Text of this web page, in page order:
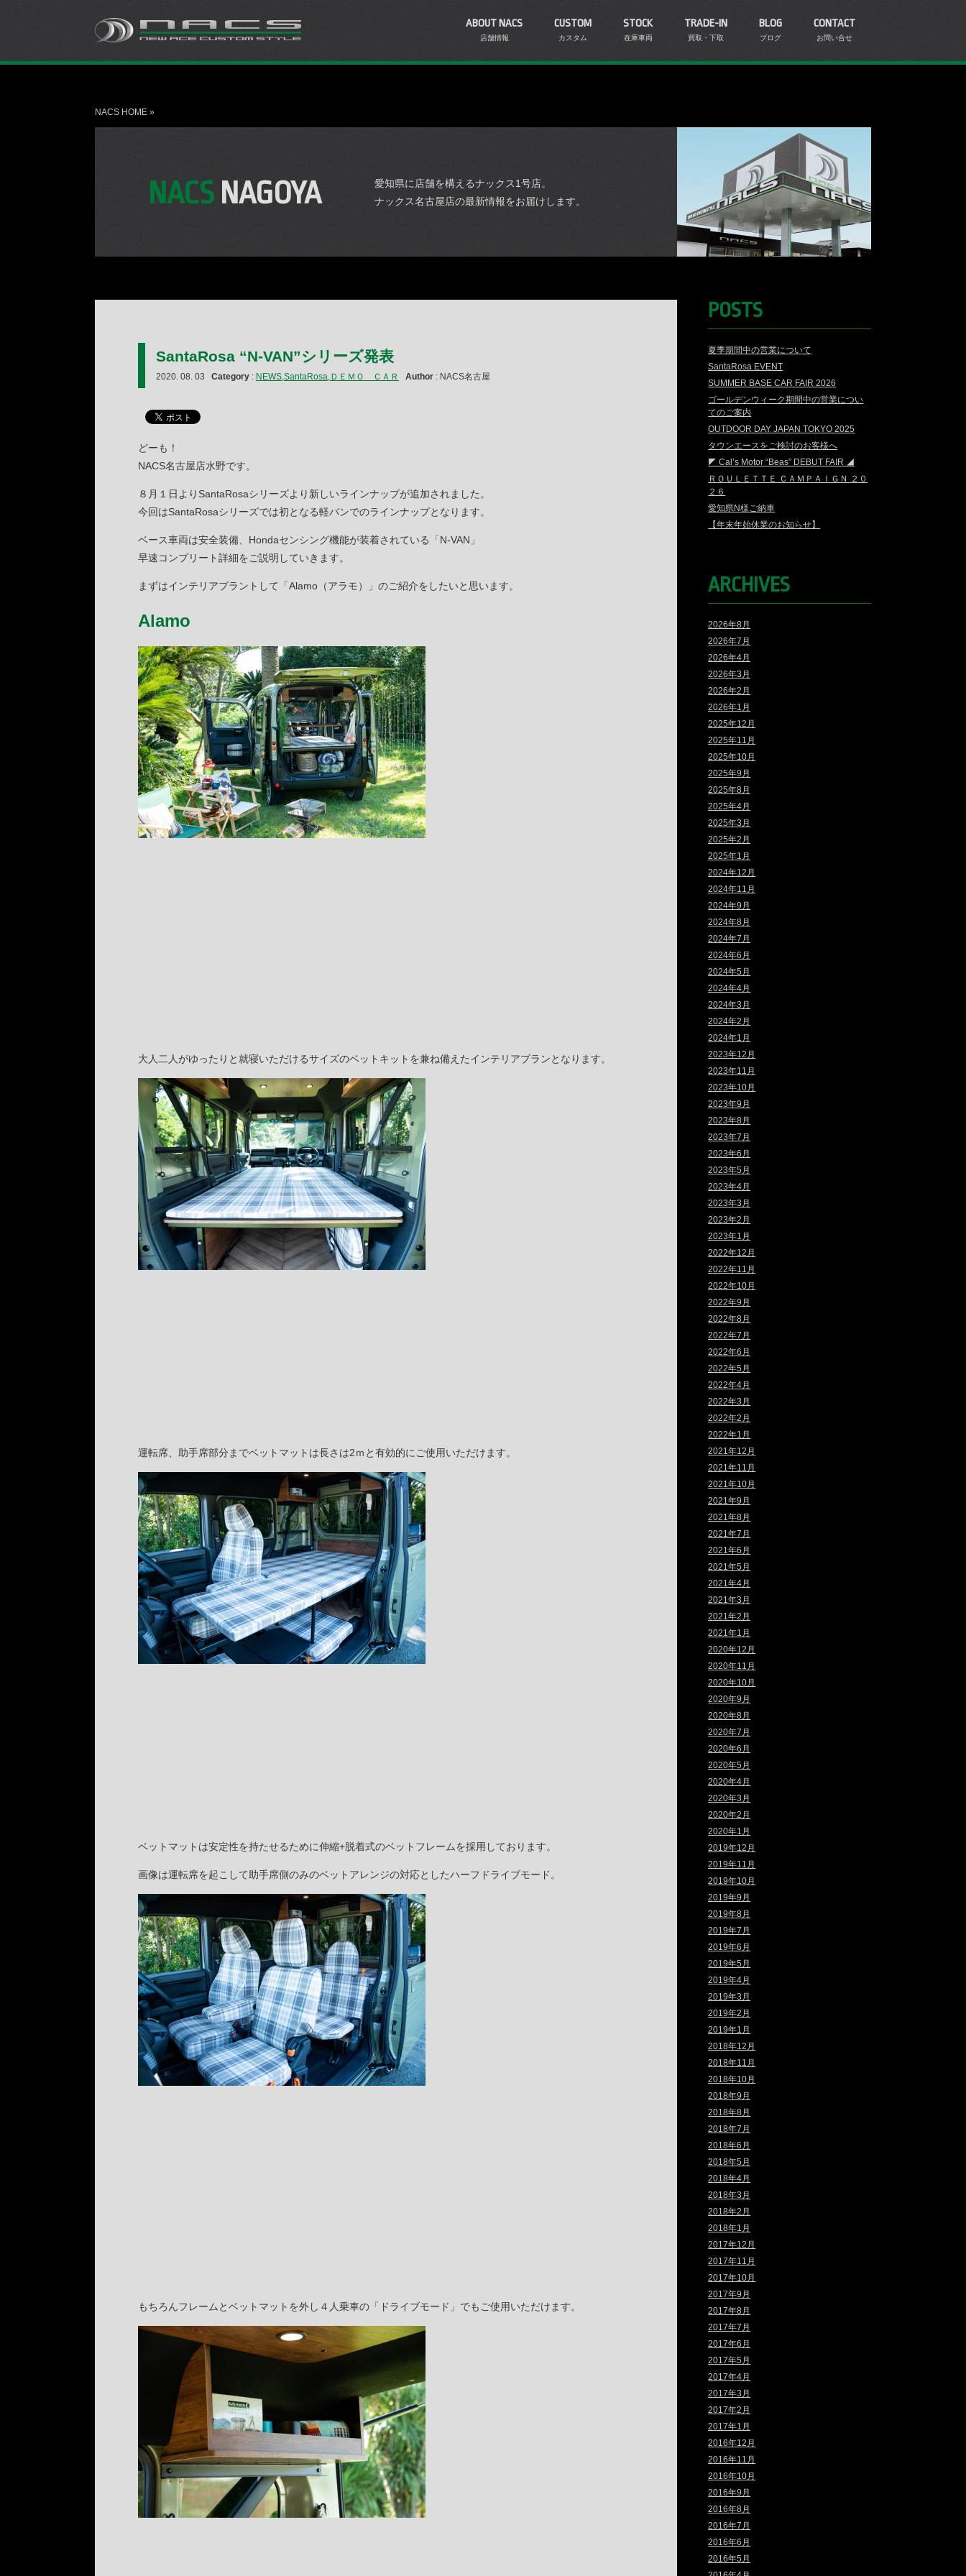
ABOUT NACS
店舗情報
CUSTOM
カスタム
STOCK
在庫車両
TRADE-IN
買取・下取
BLOG
ブログ
CONTACT
お問い合せ
NACS HOME »
NACSNAGOYA
愛知県に店舗を構えるナックス1号店。
ナックス名古屋店の最新情報をお届けします。
SantaRosa “N-VAN”シリーズ発表
2020. 08. 03 Category : NEWS,SantaRosa,ＤＥＭＯ ＣＡＲ Author : NACS名古屋
どーも！
NACS名古屋店水野です。
８月１日よりSantaRosaシリーズより新しいラインナップが追加されました。
今回はSantaRosaシリーズでは初となる軽バンでのラインナップとなります。
ベース車両は安全装備、Hondaセンシング機能が装着されている「N-VAN」
早速コンプリート詳細をご説明していきます。
まずはインテリアプラントして「Alamo（アラモ）」のご紹介をしたいと思います。
Alamo
大人二人がゆったりと就寝いただけるサイズのベットキットを兼ね備えたインテリアプランとなります。
運転席、助手席部分までベットマットは長さは2ｍと有効的にご使用いただけます。
ベットマットは安定性を持たせるために伸縮+脱着式のベットフレームを採用しております。
画像は運転席を起こして助手席側のみのベットアレンジの対応としたハーフドライブモード。
もちろんフレームとベットマットを外し４人乗車の「ドライブモード」でもご使用いただけます。
POSTS
夏季期間中の営業について
SantaRosa EVENT
SUMMER BASE CAR FAIR 2026
ゴールデンウィーク期間中の営業につい
てのご案内
OUTDOOR DAY JAPAN TOKYO 2025
タウンエースをご検討のお客様へ
◤ Cal’s Motor “Beas” DEBUT FAIR ◢
ＲＯＵＬＥＴＴＥ ＣＡＭＰＡＩＧＮ ２０
２６
愛知県N様ご納車
【年末年始休業のお知らせ】
ARCHIVES
2026年8月
2026年7月
2026年4月
2026年3月
2026年2月
2026年1月
2025年12月
2025年11月
2025年10月
2025年9月
2025年8月
2025年4月
2025年3月
2025年2月
2025年1月
2024年12月
2024年11月
2024年9月
2024年8月
2024年7月
2024年6月
2024年5月
2024年4月
2024年3月
2024年2月
2024年1月
2023年12月
2023年11月
2023年10月
2023年9月
2023年8月
2023年7月
2023年6月
2023年5月
2023年4月
2023年3月
2023年2月
2023年1月
2022年12月
2022年11月
2022年10月
2022年9月
2022年8月
2022年7月
2022年6月
2022年5月
2022年4月
2022年3月
2022年2月
2022年1月
2021年12月
2021年11月
2021年10月
2021年9月
2021年8月
2021年7月
2021年6月
2021年5月
2021年4月
2021年3月
2021年2月
2021年1月
2020年12月
2020年11月
2020年10月
2020年9月
2020年8月
2020年7月
2020年6月
2020年5月
2020年4月
2020年3月
2020年2月
2020年1月
2019年12月
2019年11月
2019年10月
2019年9月
2019年8月
2019年7月
2019年6月
2019年5月
2019年4月
2019年3月
2019年2月
2019年1月
2018年12月
2018年11月
2018年10月
2018年9月
2018年8月
2018年7月
2018年6月
2018年5月
2018年4月
2018年3月
2018年2月
2018年1月
2017年12月
2017年11月
2017年10月
2017年9月
2017年8月
2017年7月
2017年6月
2017年5月
2017年4月
2017年3月
2017年2月
2017年1月
2016年12月
2016年11月
2016年10月
2016年9月
2016年8月
2016年7月
2016年6月
2016年5月